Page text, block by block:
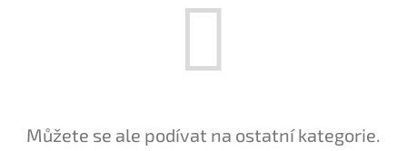
Můžete se ale podívat na ostatní kategorie.